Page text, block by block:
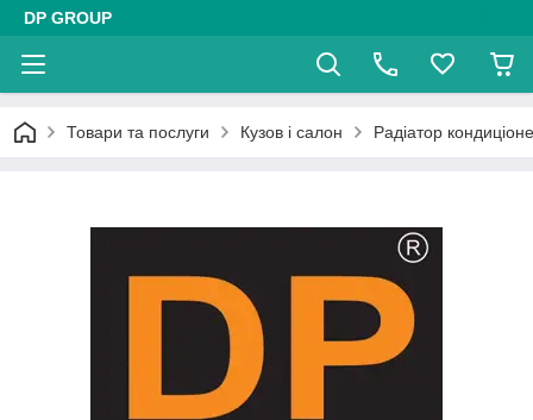
DP GROUP
Товари та послуги Кузов і салон Радіатор